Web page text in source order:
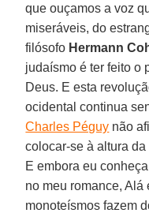
que ouçamos a voz
miseráveis, do
filósofo Hermann
judaísmo é ter feito o
Deus. E esta
ocidental continua
Charles Péguy não
colocar-se à altura
E embora eu
no meu romance, Alá
monoteísmos fazem